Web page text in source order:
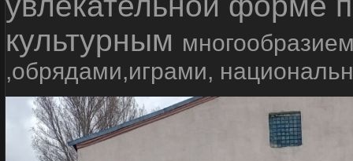
культурным
,обрядами,играми,